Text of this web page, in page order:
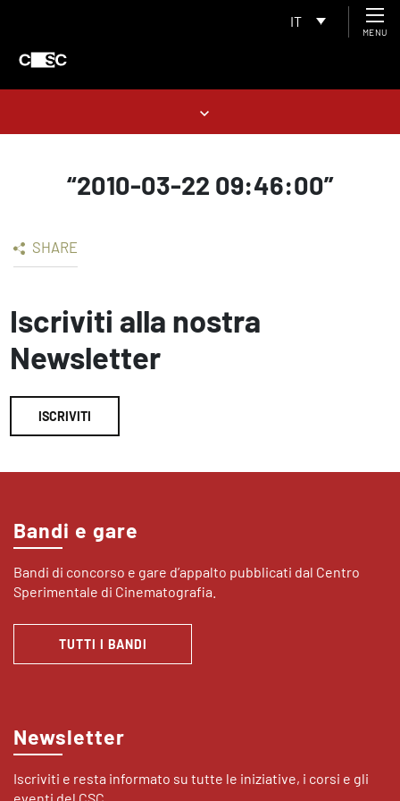
IT
MENU
“2010-03-22 09:46:00”
SHARE
Iscriviti alla nostra
Newsletter
ISCRIVITI
Bandi e gare
Bandi di concorso e gare d’appalto pubblicati dal Centro
Sperimentale di Cinematografia.
TUTTI I BANDI
Newsletter
Iscriviti e resta informato su tutte le iniziative, i corsi e gli